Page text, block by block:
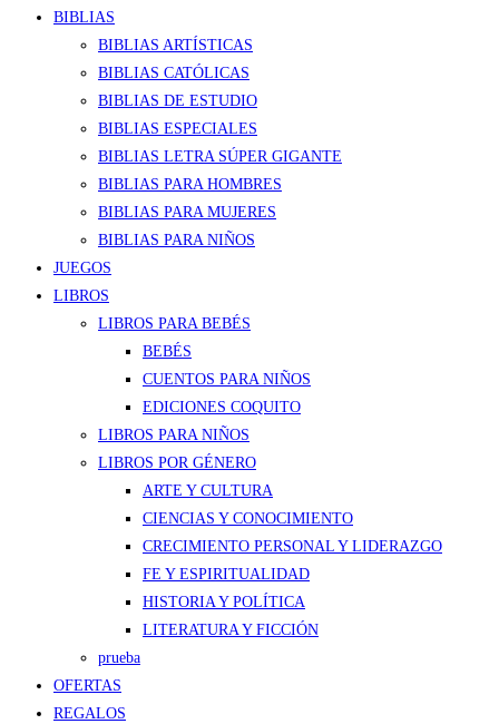
BIBLIAS
BIBLIAS ARTÍSTICAS
BIBLIAS CATÓLICAS
BIBLIAS DE ESTUDIO
BIBLIAS ESPECIALES
BIBLIAS LETRA SÚPER GIGANTE
BIBLIAS PARA HOMBRES
BIBLIAS PARA MUJERES
BIBLIAS PARA NIÑOS
JUEGOS
LIBROS
LIBROS PARA BEBÉS
BEBÉS
CUENTOS PARA NIÑOS
EDICIONES COQUITO
LIBROS PARA NIÑOS
LIBROS POR GÉNERO
ARTE Y CULTURA
CIENCIAS Y CONOCIMIENTO
CRECIMIENTO PERSONAL Y LIDERAZGO
FE Y ESPIRITUALIDAD
HISTORIA Y POLÍTICA
LITERATURA Y FICCIÓN
prueba
OFERTAS
REGALOS